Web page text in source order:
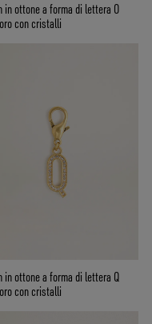
in ottone a forma di lettera O
con cristalli
in ottone a forma di lettera Q
con cristalli